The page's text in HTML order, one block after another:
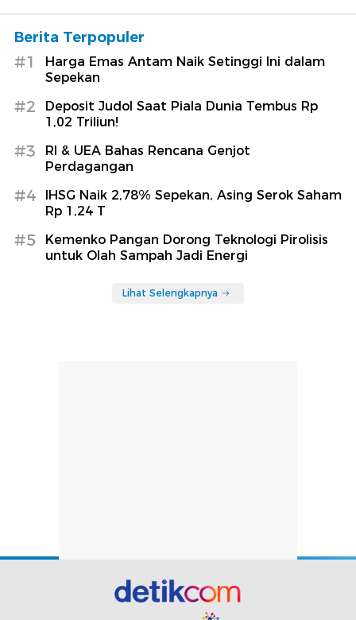
Berita Terpopuler
#1
Harga Emas Antam Naik Setinggi Ini dalam
Sepekan
#2
Deposit Judol Saat Piala Dunia Tembus Rp
1,02 Triliun!
#3
RI & UEA Bahas Rencana Genjot
Perdagangan
#4
IHSG Naik 2,78% Sepekan, Asing Serok Saham
Rp 1,24 T
#5
Kemenko Pangan Dorong Teknologi Pirolisis
untuk Olah Sampah Jadi Energi
Lihat Selengkapnya